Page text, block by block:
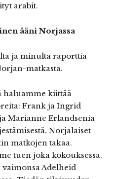
arabit.
ääni Norjassa
ja minulta raporttia
matkasta.
kiittää
Frank ja Ingrid
Marianne Erlandsenia
Norjalaiset
matkojen takaa.
tuen joka kokouksessa.
Adelheid